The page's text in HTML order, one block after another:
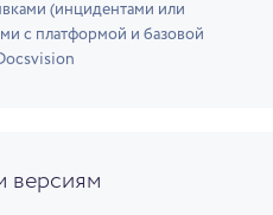
(инцидентами или
с платформой и базовой
версиям